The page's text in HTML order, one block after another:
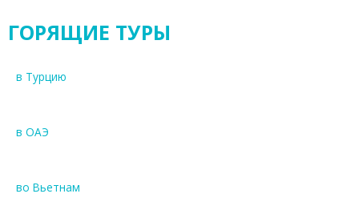
ГОРЯЩИЕ ТУРЫ
в Турцию
в ОАЭ
во Вьетнам